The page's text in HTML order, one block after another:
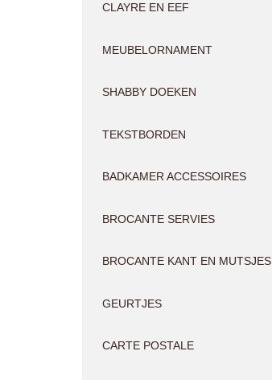
CLAYRE EN EEF
MEUBELORNAMENT
SHABBY DOEKEN
TEKSTBORDEN
BADKAMER ACCESSOIRES
BROCANTE SERVIES
BROCANTE KANT EN MUTSJES
GEURTJES
CARTE POSTALE